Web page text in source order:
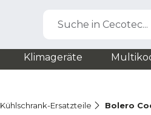
Suche in Cecotec...
Klimageräte
Kühlschrank-Ersatzteile Bolero